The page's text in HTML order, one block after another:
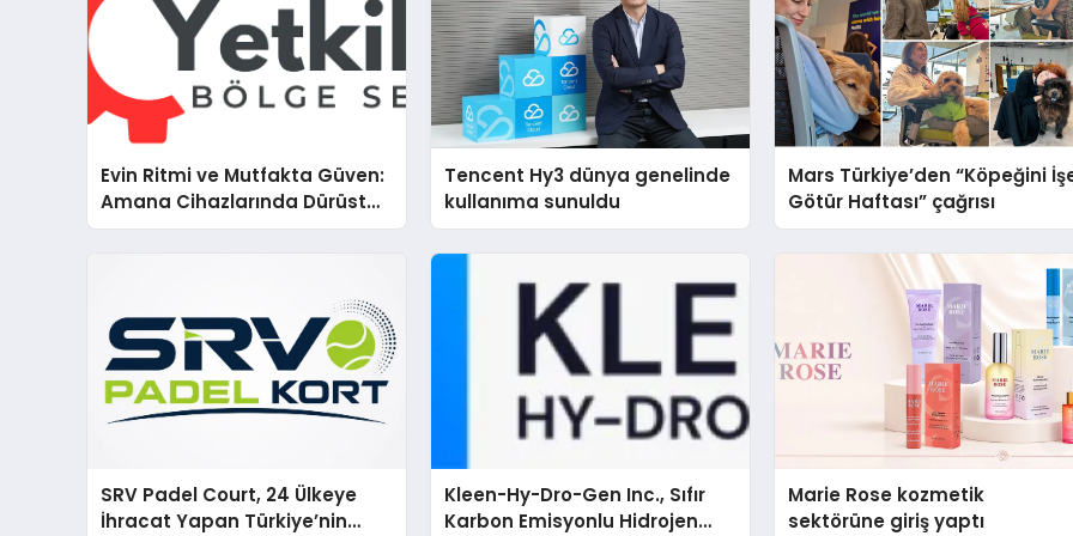
Evin Ritmi ve Mutfakta Güven:
Amana Cihazlarında Dürüst
Teknik Destek Deneyimi
Tencent Hy3 dünya genelinde
kullanıma sunuldu
Mars Türkiye’den “Köpeğini
Götür Haftası” çağrısı
SRV Padel Court, 24 Ülkeye
İhracat Yapan Türkiye’nin
Kleen-Hy-Dro-Gen Inc., Sıfır
Karbon Emisyonlu Hidrojen
Marie Rose kozmetik
sektörüne giriş yaptı